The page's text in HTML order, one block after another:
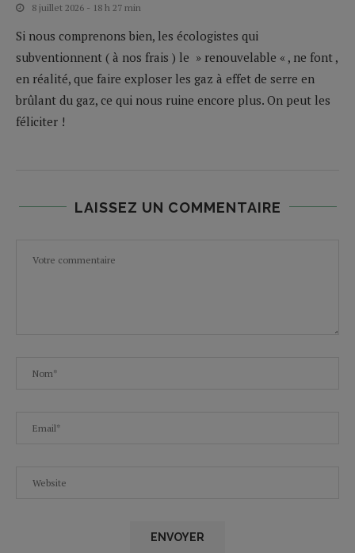
8 juillet 2026 - 18 h 27 min
Si nous comprenons bien, les écologistes qui
subventionnent ( à nos frais ) le » renouvelable « , ne font ,
en réalité, que faire exploser les gaz à effet de serre en
brûlant du gaz, ce qui nous ruine encore plus. On peut les
féliciter !
LAISSEZ UN COMMENTAIRE